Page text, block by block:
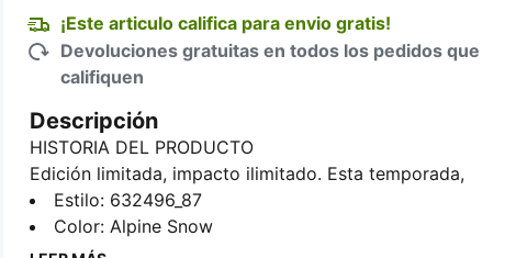
¡Este articulo califica para envio gratis!
Devoluciones gratuitas en todos los pedidos que
califiquen
Descripción
HISTORIA DEL PRODUCTO
Edición limitada, impacto ilimitado. Esta temporada,
en Artículos especiales se presenta una nueva
colección cápsula de ropa deportiva funcional que
nunca se ha hecho antes... y puede que nunca se
Estilo: 632496_87
Color:Alpine Snow